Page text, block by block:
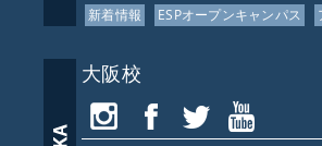
新着情報 ESPオープンキャンパス
大阪校